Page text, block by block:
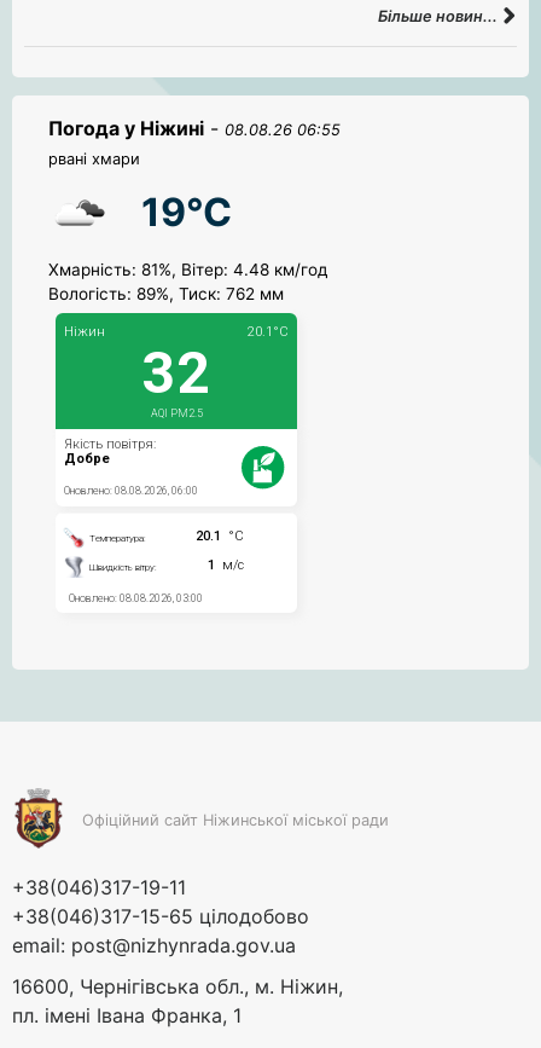
Більше новин...
Погода у Ніжині - 08.08.26 06:55
рвані хмари
19°C
Хмарність: 81%, Вітер: 4.48 км/год
Вологість: 89%, Тиск: 762 мм
Офіційний сайт Ніжинської міської ради
+38(046)317-19-11
+38(046)317-15-65 цілодобово
email: post@nizhynrada.gov.ua
16600, Чернігівська обл., м. Ніжин,
пл. імені Івана Франка, 1